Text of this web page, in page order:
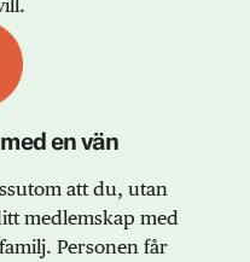
en vän
att du, utan
medlemskap med
Personen får